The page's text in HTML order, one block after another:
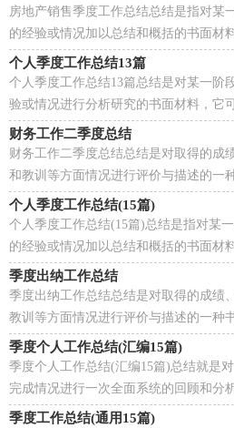
房地产销售季度工作总结总结是指对某
的经验或情况加以总结和概括的书面材
法，不妨坐下来好好写写总结吧。总结
个人季度工作总结13篇
个人季度工作总结13篇总结是对某一阶
验或情况进行分析研究的书面材料，它
少走弯路，少犯错误，提高工作效益，
财务工作二季度总结
财务工作二季度总结总结是对取得的成
和教训等方面情况进行评价与描述的一
的书面表达能力，是时候写一份总结了
个人季度工作总结(15篇)
个人季度工作总结(15篇)总结是指对某
的经验或情况加以总结和概括的书面材
的能力，不如我们来制定一份总结吧。
季度出纳工作总结
季度出纳工作总结总结是对取得的成绩
教训等方面情况进行评价与描述的一种
识以往学习和工作中的优缺点，因此我
季度个人工作总结(汇编15篇)
季度个人工作总结(汇编15篇)总结就是
完成情况进行一次全面系统的回顾和分
们发现问题的能力，因此我们需要回头
季度工作总结(通用15篇)